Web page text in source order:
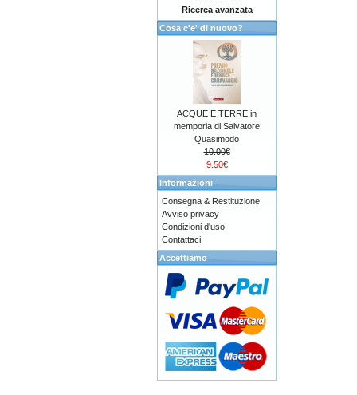
Ricerca avanzata
Cosa c'e' di nuovo?
ACQUE E TERRE in
memporia di Salvatore
Quasimodo
10.00€
9.50€
Informazioni
Consegna & Restituzione
Avviso privacy
Condizioni d'uso
Contattaci
Accettiamo